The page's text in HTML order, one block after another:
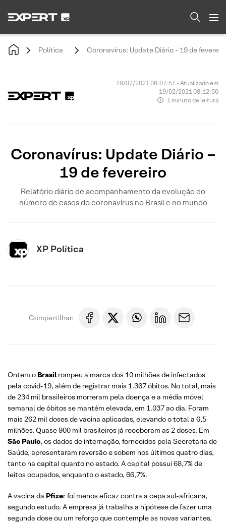
Política Coronavírus: Update Diário - 19 de
19/02/2021 08:07:51 • Atualizado em
19/02/2021 08:12:50
1 minuto de leitura
Coronavírus: Update Diário –
19 de fevereiro
Relatório diário de acompanhamento da evolução do
número de casos do coronavírus no Brasil e no mundo
XP Política
Compartilhar:
Ontem o Brasil rompeu a marca dos 10 milhões de infectados
pela covid-19, além de registrar mais 1.367 óbitos. No total, mais
de 234 mil brasileiros morreram pela doença e a média móvel
semanal de óbitos se mantém elevada, em 1.037 ao dia. Foram
mais 262 mil doses de vacina aplicadas, elevando o total a 6,5
milhões. Quase 900 mil brasileiros já receberam as 2 doses. Em
São Paulo, os dados de internação, fornecidos pela Secretaria de
Saúde, apresentaram reversão e sobem nos últimos quatro dias,
tanto na capital quanto no estado. A capital possui 68,7% de
leitos ocupados, enquanto o estado, 66,7%.
A vacina da Pfizer foi menos eficaz contra a cepa sul-africana,
segundo estudo. A empresa já trabalha a hipótese de fazer uma
segunda dose ou um reforço que contemple as novas variantes,